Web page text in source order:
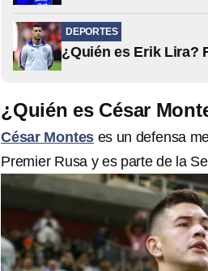
DEPORTES
¿Quién es Erik Lira?
¿Quién es César
César Montes es un defensa
Premier Rusa y es parte de la